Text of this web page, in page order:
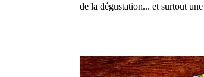
de la dégustation... et surtout